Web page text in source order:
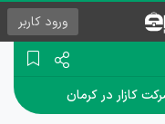
ورود کاربر
کازار در کرمان